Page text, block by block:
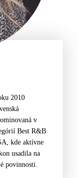
2010
v
Best R&B
kde aktívne
usadila na
povinnosti.